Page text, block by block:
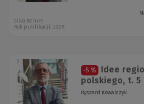
Silva Rerum
Rok publikacji: 2025
-5 %
Idee
polskiego, t. 5
Ryszard Kowalczyk